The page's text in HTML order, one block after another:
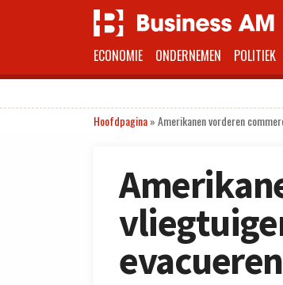
ECONOMIE ONDERNEMEN POLITIEK
Hoofdpagina»Amerikanen vorderen
evacueren